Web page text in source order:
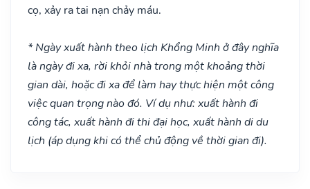
cọ, xảy ra tai nạn chảy máu.
* Ngày xuất hành theo lịch Khổng Minh ở đây nghĩa
là ngày đi xa, rời khỏi nhà trong một khoảng thời
gian dài, hoặc đi xa để làm hay thực hiện một công
việc quan trọng nào đó. Ví dụ như: xuất hành đi
công tác, xuất hành đi thi đại học, xuất hành di du
lịch (áp dụng khi có thể chủ động về thời gian đi).